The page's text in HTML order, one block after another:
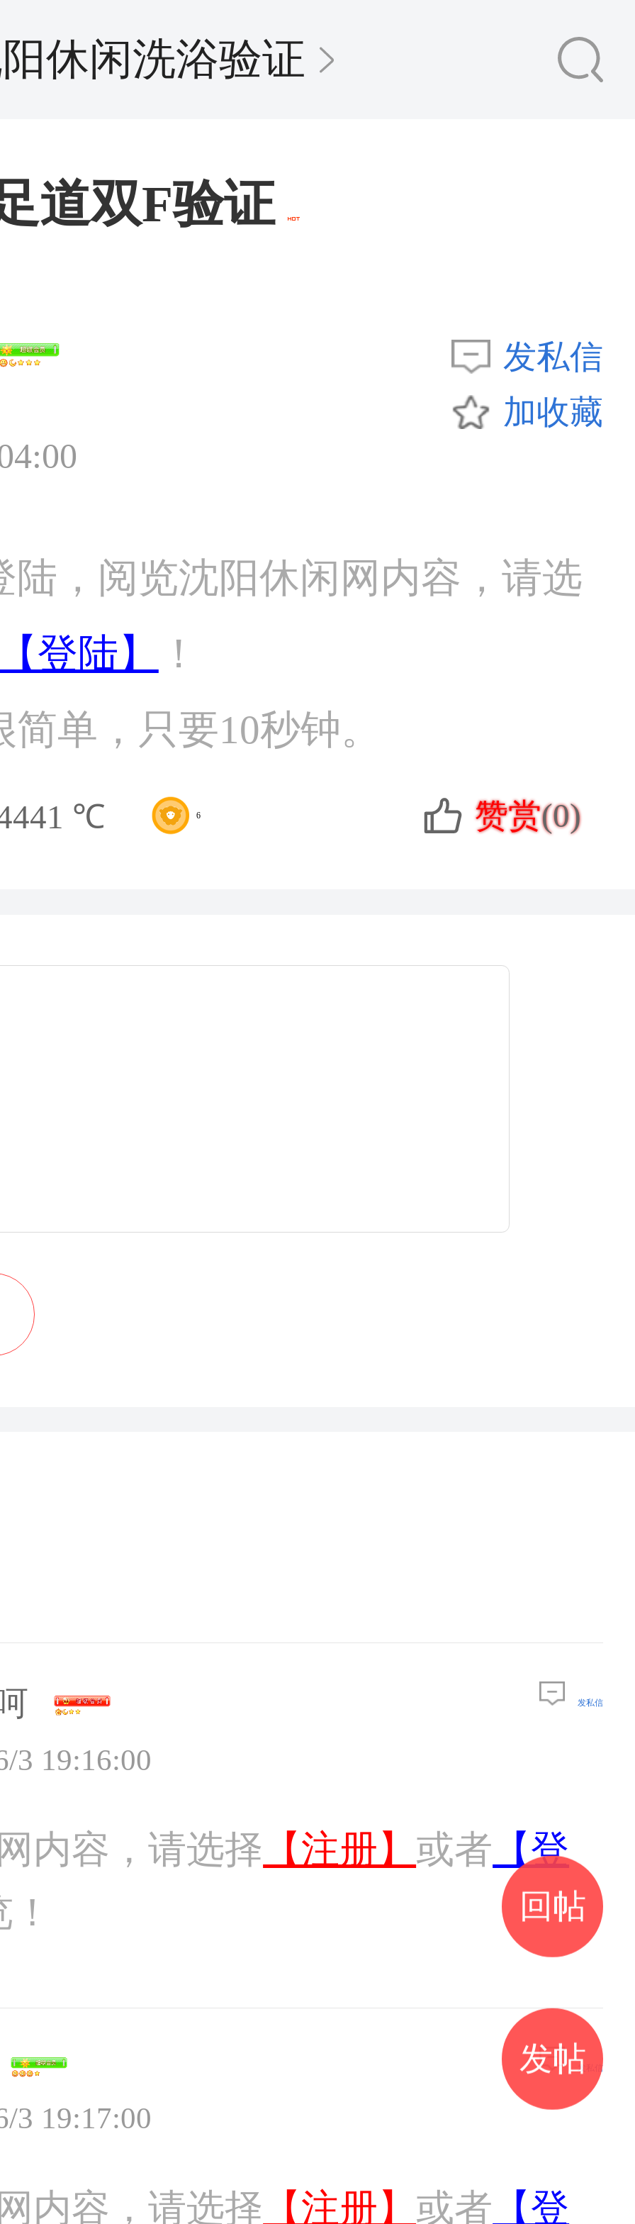
休闲洗浴验证
道双F验证
发私信
加收藏
陆，阅览沈阳休闲网内容，请选
登陆】
！
单，只要10秒钟。
℃ 6 赞赏(0)
3 19:16:00
发私信
内容，请选择 【注册】 或者 【登
3 19:17:00
发私信
内容，请选择 【注册】 或者 【登
回帖
发帖